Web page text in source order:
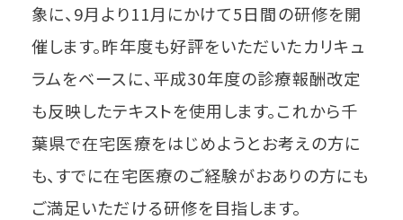
象に、9月より11月にかけて5日間の研修を開
催します。昨年度も好評をいただいたカリキュ
ラムをベースに、平成30年度の診療報酬改定
も反映したテキストを使用します。これから千
葉県で在宅医療をはじめようとお考えの方に
も、すでに在宅医療のご経験がおありの方にも
ご満足いただける研修を目指します。